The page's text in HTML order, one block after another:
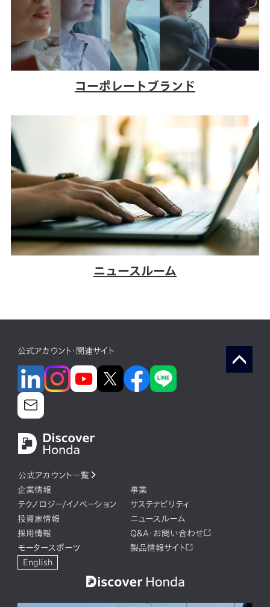
コーポレートブランド
ニュースルーム
公式アカウント・関連サイト
公式アカウント一覧
企業情報
事業
テクノロジー/イノベーション
サステナビリティ
投資家情報
ニュースルーム
採用情報
Q&A・お問い合わせ
モータースポーツ
製品情報サイト
English